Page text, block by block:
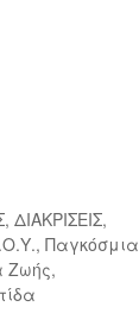
,ΔΙΑΚΡΙΣΕΙΣ,
,Παγκόσμια
Ζωής,